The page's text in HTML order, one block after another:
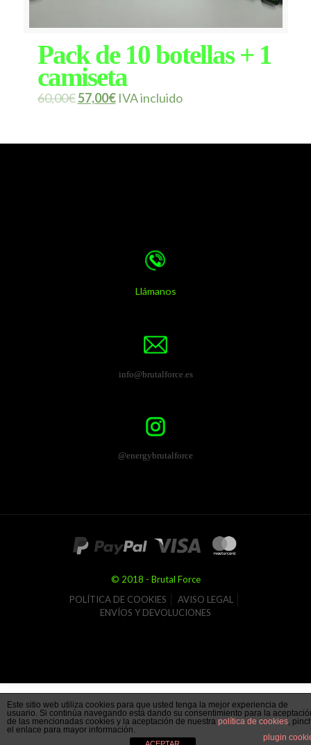
Pack de 10 botellas + 1
camiseta
60,00€57,00€ IVA incluido
Llámanos
info@brutalforce.es
@energybrutalforce
© 2018 - Brutal Force
POLÍTICA DE COOKIES
AVISO LEGAL
ENVÍOS Y DEVOLUCIONES
Este sitio web utiliza cookies para que usted tenga la mejor experiencia de
usuario. Si continúa navegando está dando su consentimiento para la
de las mencionadas cookies y la aceptación de nuestra política de cookies,
el enlace para mayor información.
plugin